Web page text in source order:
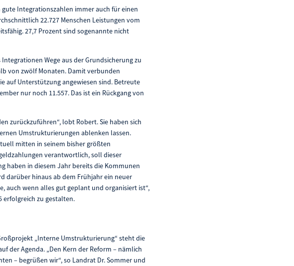
Integrationszahlen immer auch für einen
22.727 Menschen Leistungen vom
27,7 Prozent sind sogenannte nicht
Wege aus der Grundsicherung zu
von zwölf Monaten. Damit verbunden
auf Unterstützung angewiesen sind. Betreute
nur noch 11.557. Das ist ein Rückgang von
zurückzuführen“, lobt Robert. Sie haben sich
Umstrukturierungen ablenken lassen.
mitten in seinem bisher größten
verantwortlich, soll dieser
haben in diesem Jahr bereits die Kommunen
darüber hinaus ab dem Frühjahr ein neuer
auch wenn alles gut geplant und organisiert ist“,
erfolgreich zu gestalten.
„Interne Umstrukturierung“ steht die
der Agenda. „Den Kern der Reform – nämlich
– begrüßen wir“, so Landrat Dr. Sommer und